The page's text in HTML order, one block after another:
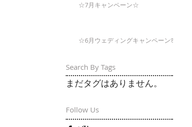
Search By Tags
☆7月キャンペーン☆
☆6月ウェディングキャンペーン🌸
まだタグはありません。
Follow Us